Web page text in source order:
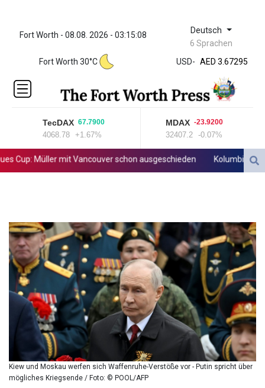
Fort Worth - 08.08. 2026 - 03:15:08 Deutsch
6 Sprachen
Fort Worth 30°C
USD-
ZWL 321.999592
AED 3.67295
AED 3.67295
AFN
ALL 80.603989
AMD
AOA
917.000367
BBD 2.013896
BDT 123.776354
BHD 0.377104
BIF 2987.5
BMD 1
BND 1.281271
BOB 11.884005
BRL 5.083304
BSD 0.999879
BTN 95.145572
BWP 13.496235
TecDAX 67.7900
4068.78 +1.67%
MDAX -23.9200
32407.2 -0.07%
Müller mit Vancouver schon ausgeschieden Kolumbiens
Kiew und Moskau werfen sich Waffenruhe-Verstöße vor - Putin spricht über
mögliches Kriegsende / Foto: © POOL/AFP